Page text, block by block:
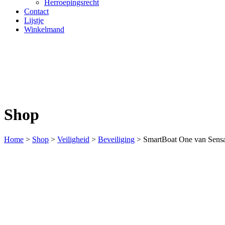
Herroepingsrecht
Contact
Lijstje
Winkelmand
Shop
Home > Shop > Veiligheid > Beveiliging > SmartBoat One van